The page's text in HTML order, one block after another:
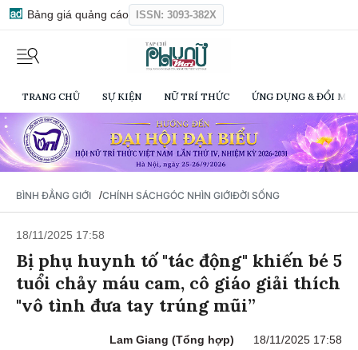
Bảng giá quảng cáo ISSN: 3093-382X
TRANG CHỦ SỰ KIỆN NỮ TRÍ THỨC ỨNG DỤNG & ĐỔI
BÌNH ĐẲNG GIỚI /CHÍNH SÁCHGÓC NHÌN GIỚIĐỜI SỐNG
18/11/2025 17:58
Bị phụ huynh tố "tác động" khiến bé 5
tuổi chảy máu cam, cô giáo giải thích
"vô tình đưa tay trúng mũi”
Lam Giang (Tổng hợp) 18/11/2025 17:58